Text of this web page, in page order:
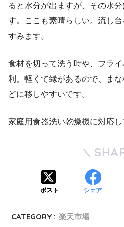
ると水分が出ますが、その水
す。ここも素晴らしい。流し
すみます。
食材を切って洗う時や、フラ
利。軽くて縁があるので、ま
どに移しやすいです。
家庭用食器洗い乾燥機に対応し
ポスト シェア
CATEGORY : 楽天市場